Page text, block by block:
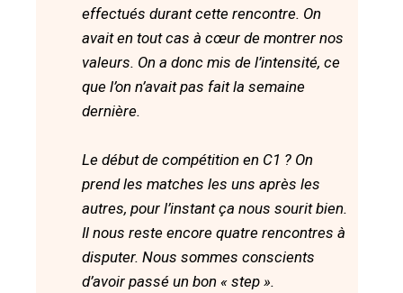
effectués durant cette rencontre. On
avait en tout cas à cœur de montrer nos
valeurs. On a donc mis de l’intensité, ce
que l’on n’avait pas fait la semaine
dernière.
Le début de compétition en C1 ? On
prend les matches les uns après les
autres, pour l’instant ça nous sourit bien.
Il nous reste encore quatre rencontres à
disputer. Nous sommes conscients
d’avoir passé un bon « step ».